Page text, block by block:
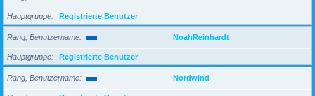
Hauptgruppe Registrierte Benutzer
Rang, Benutzername NoahReinhardt
Hauptgruppe Registrierte Benutzer
Rang, Benutzername Nordwind